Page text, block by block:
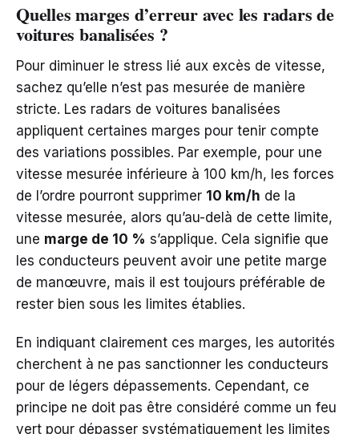
Quelles marges d’erreur avec les radars de
voitures banalisées ?
Pour diminuer le stress lié aux excès de vitesse,
sachez qu’elle n’est pas mesurée de manière
stricte. Les radars de voitures banalisées
appliquent certaines marges pour tenir compte
des variations possibles. Par exemple, pour une
vitesse mesurée inférieure à 100 km/h, les forces
de l’ordre pourront supprimer 10 km/h de la
vitesse mesurée, alors qu’au-delà de cette limite,
une marge de 10 % s’applique. Cela signifie que
les conducteurs peuvent avoir une petite marge
de manœuvre, mais il est toujours préférable de
rester bien sous les limites établies.
En indiquant clairement ces marges, les autorités
cherchent à ne pas sanctionner les conducteurs
pour de légers dépassements. Cependant, ce
principe ne doit pas être considéré comme un feu
vert pour dépasser systématiquement les limites